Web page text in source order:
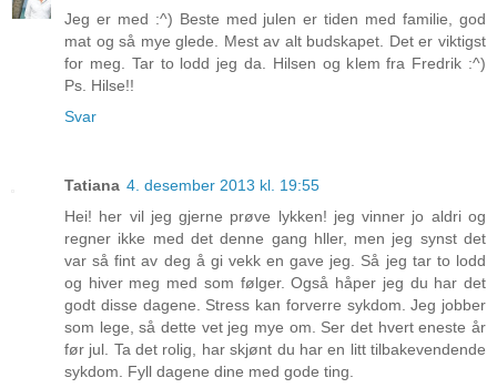
Jeg er med :^) Beste med julen er tiden med familie, god
mat og så mye glede. Mest av alt budskapet. Det er viktigst
for meg. Tar to lodd jeg da. Hilsen og klem fra Fredrik :^)
Ps. Hilse!!
Svar
Tatiana 4. desember 2013 kl. 19:55
Hei! her vil jeg gjerne prøve lykken! jeg vinner jo aldri og
regner ikke med det denne gang hller, men jeg synst det
var så fint av deg å gi vekk en gave jeg. Så jeg tar to lodd
og hiver meg med som følger. Også håper jeg du har det
godt disse dagene. Stress kan forverre sykdom. Jeg jobber
som lege, så dette vet jeg mye om. Ser det hvert eneste år
før jul. Ta det rolig, har skjønt du har en litt tilbakevendende
sykdom. Fyll dagene dine med gode ting.